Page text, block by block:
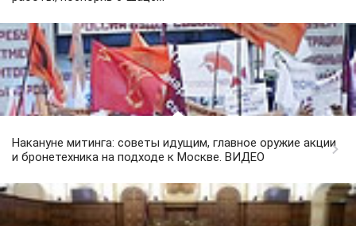
Накануне митинга: советы идущим, главное оружие акции
и бронетехника на подходе к Москве. ВИДЕО